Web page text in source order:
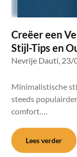
Creëer een
Stijl-Tips en
Nevrije Dauti, 23/
Minimalistische
steeds
comfort….
Lees verder